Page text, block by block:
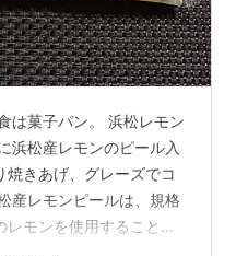
は菓子パン。 浜松レモン
浜松産レモンのピール入
焼きあげ、グレーズでコ
産レモンピールは、規格
モンを使用することで